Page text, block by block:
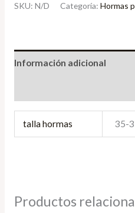
SKU: N/D Categoría: Hormas
Información adicional
talla hormas 35-
Productos